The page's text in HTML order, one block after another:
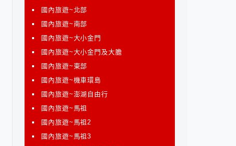
國內旅遊~北部
國內旅遊~南部
國內旅遊~大小金門
國內旅遊~大小金門及大膽
國內旅遊~東部
國內旅遊~機車環島
國內旅遊~澎湖自由行
國內旅遊~馬祖
國內旅遊~馬祖2
國內旅遊~馬祖3